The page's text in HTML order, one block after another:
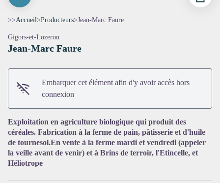
Voir l'image en plein écran
>>Accueil>Producteurs>Jean-Marc Faure
Gigors-et-Lozeron
Jean-Marc Faure
Embarquer cet élément afin d'y avoir accès hors
connexion
Exploitation en agriculture biologique qui produit des
céréales. Fabrication à la ferme de pain, pâtisserie et d'huile
de tournesol.En vente à la ferme mardi et vendredi (appeler
la veille avant de venir) et à Brins de terroir, l'Etincelle, et
Héliotrope